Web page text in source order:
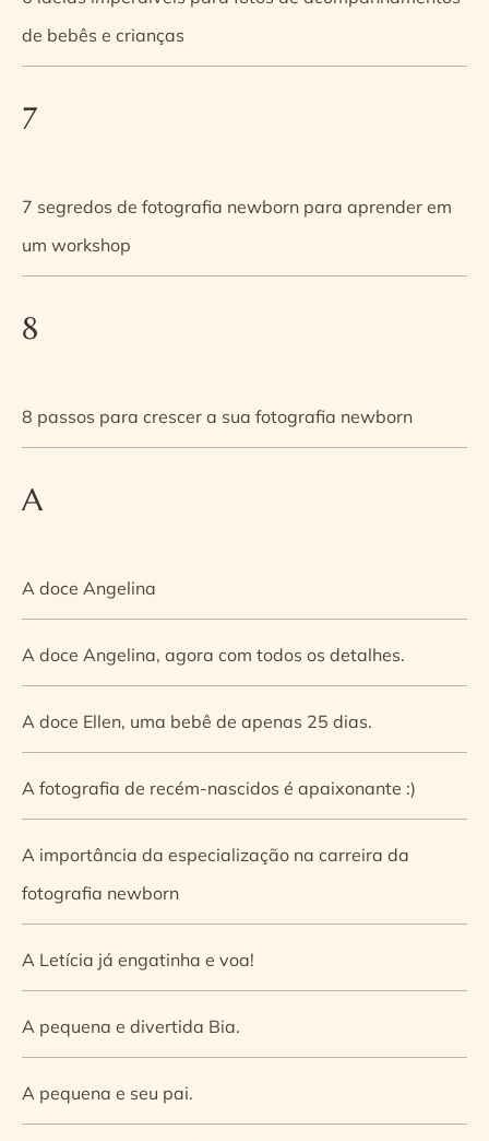
de bebês e crianças
7
7 segredos de fotografia newborn para aprender em
um workshop
8
8 passos para crescer a sua fotografia newborn
A
A doce Angelina
A doce Angelina, agora com todos os detalhes.
A doce Ellen, uma bebê de apenas 25 dias.
A fotografia de recém-nascidos é apaixonante :)
A importância da especialização na carreira da
fotografia newborn
A Letícia já engatinha e voa!
A pequena e divertida Bia.
A pequena e seu pai.